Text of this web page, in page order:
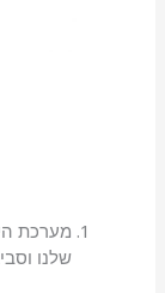
מערכת
שלנו